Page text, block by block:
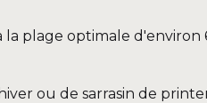
plage optimale d'environ
ou de sarrasin de